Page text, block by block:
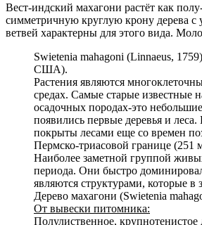
Вест-индский махагони растёт как
симметричную круглую крону дерева
ветвей характерны для этого вида.
Swietenia mahagoni (Linnaeus,
США).
Растения являются
средах. Самые старые известные
осадочных породах-это
появились первые деревья и
покрыты лесами еще со времен
Пермско-триасовой границе (251
Наиболее заметной группой
периода. Они быстро
являются структурами, которые
Дерево махагони (Swietenia
От вывески питомника:
Полулиственное,